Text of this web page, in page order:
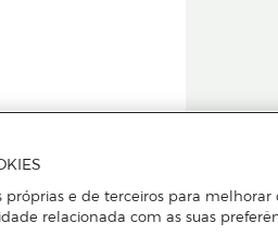
próprias e de terceiros para melhorar
relacionada com as suas